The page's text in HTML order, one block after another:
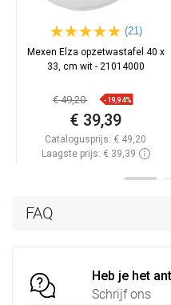
FAQ
Heb je het
Schrijf ons
(21)
Mexen Elza opzetwastafel 40 x
33, cm wit - 21014000
€ 49,20 -19,94%
€ 39,39
Catalogusprijs: € 49,20
Laagste prijs: € 39,39